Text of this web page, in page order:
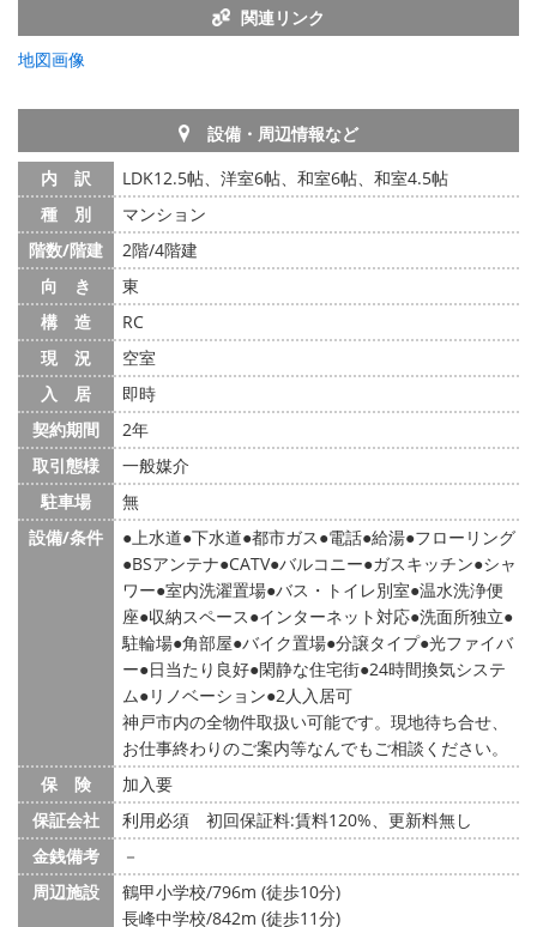
関連リンク
地図画像
設備・周辺情報など
内 訳
LDK12.5帖、洋室6帖、和室6帖、和室4.5帖
種 別
マンション
階数/階建
2階/4階建
向 き
東
構 造
RC
現 況
空室
入 居
即時
契約期間
2年
取引態様
一般媒介
駐車場
無
設備/条件
上水道 下水道 都市ガス 電話 給湯 フローリング
BSアンテナ CATV バルコニー ガスキッチン シャ
ワー 室内洗濯置場 バス・トイレ別室 温水洗浄便
座 収納スペース インターネット対応 洗面所独立
駐輪場 角部屋 バイク置場 分譲タイプ 光ファイバ
ー 日当たり良好 閑静な住宅街 24時間換気システ
ム
リノベーション 2人入居可
神戸市内の全物件取扱い可能です。現地待ち合せ、
お仕事終わりのご案内等なんでもご相談ください。
保 険
加入要
保証会社
利用必須 初回保証料:賃料120%、更新料無し
金銭備考
－
周辺施設
鶴甲小学校/796m (徒歩10分)
長峰中学校/842m (徒歩11分)